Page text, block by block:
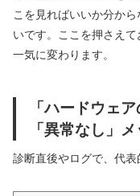
こを見ればいいか分か
いです。ここを押さえ
一気に変わります。
「ハードウェ
「異常なし」
診断直後やログで、代表